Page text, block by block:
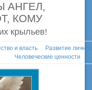
АНГЕЛ,
КОМУ
крыльев!
и власть
Развитие
Человеческие ценности